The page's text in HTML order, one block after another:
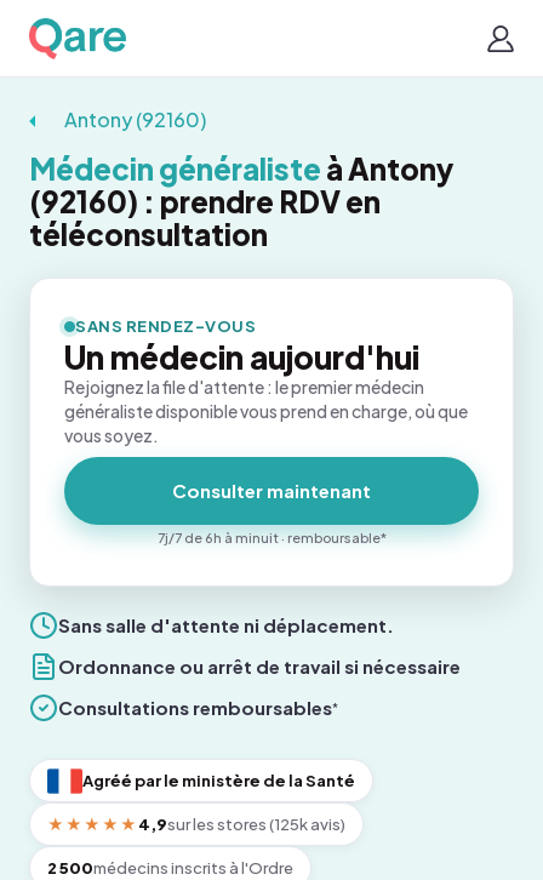
Antony (92160)
Médecin généraliste à Antony
(92160) : prendre RDV en
téléconsultation
Sans salle d'attente ni déplacement.
Ordonnance ou arrêt de travail si nécessaire
Consultations remboursables*
Agréé par le ministère de la Santé
★★★★★ 4,9sur les stores (125k avis)
2 500médecins inscrits à l'Ordre
SANS RENDEZ-VOUS
Un médecin aujourd'hui
Rejoignez la file d'attente : le premier médecin
généraliste disponible vous prend en charge, où que
vous soyez.
Consulter maintenant
7j/7 de 6h à minuit · remboursable*